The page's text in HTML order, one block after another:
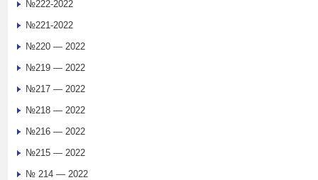
№222-2022
№221-2022
№220 — 2022
№219 — 2022
№217 — 2022
№218 — 2022
№216 — 2022
№215 — 2022
№ 214 — 2022